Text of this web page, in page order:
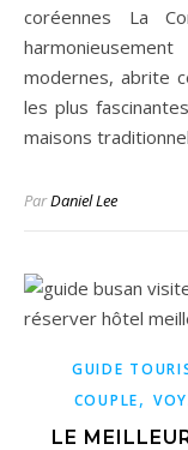
coréennes La
modernes, abrite
les plus
maisons
ParDaniel Lee
GUIDE
COUPLE,
LE